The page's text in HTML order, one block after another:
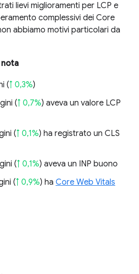
lievi miglioramenti per LCP e
complessivi dei Core
abbiamo motivi particolari da
(↑ 0,3%)
(↑ 0,7%) aveva un valore LCP
(↑ 0,1%) ha registrato un CLS
(↑ 0,1%) aveva un INP buono
(↑ 0,9%) ha Core Web Vitals